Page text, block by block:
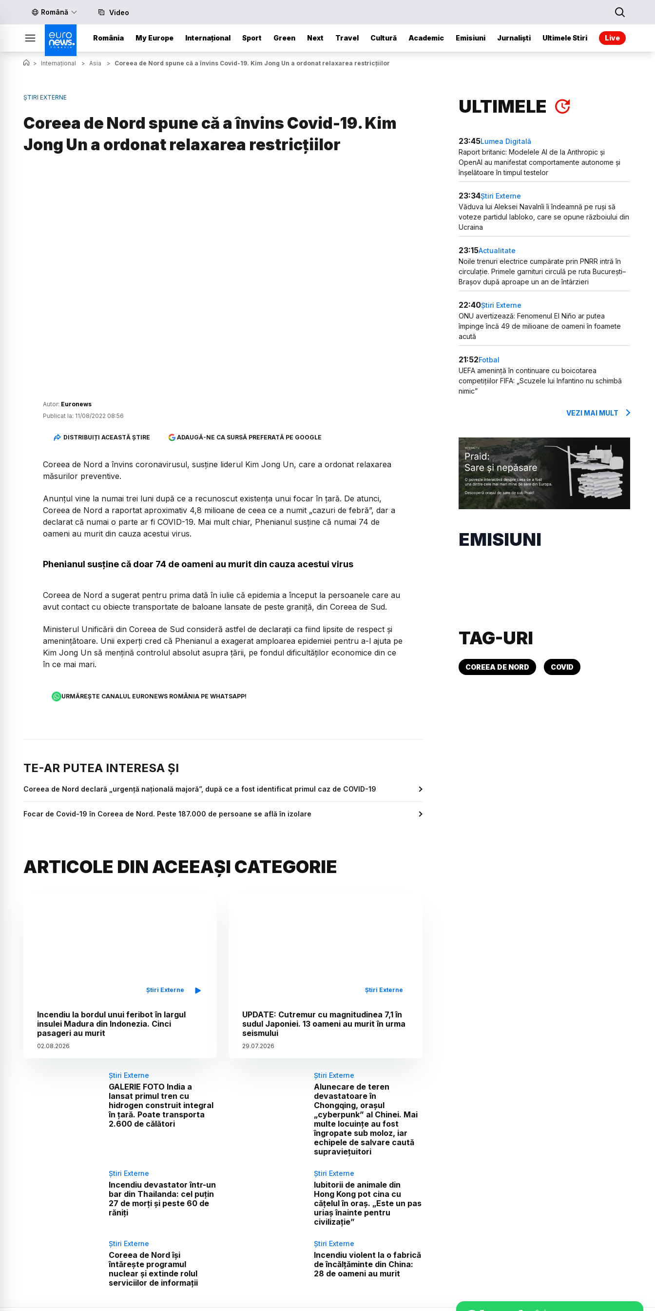
Română Video
România My Europe Internațional Sport Green Next Travel Cultură Academic Emisiuni Jurnaliști Ultimele Stiri Live
> Internațional > Asia > Coreea de Nord spune că a învins Covid-19. Kim Jong Un a ordonat relaxarea restricțiilor
ȘTIRI EXTERNE
Coreea de Nord spune că a învins Covid-19. Kim
Jong Un a ordonat relaxarea restricțiilor
Autor: Euronews
Publicat la: 11/08/2022 08:56
DISTRIBUIȚI ACEASTĂ ȘTIRE ADAUGĂ-NE CA SURSĂ PREFERATĂ PE GOOGLE
Coreea de Nord a învins coronavirusul, susține liderul Kim Jong Un, care a ordonat relaxarea
măsurilor preventive.
Anunțul vine la numai trei luni după ce a recunoscut existența unui focar în țară. De atunci,
Coreea de Nord a raportat aproximativ 4,8 milioane de ceea ce a numit „cazuri de febră”, dar a
declarat că numai o parte ar fi COVID-19. Mai mult chiar, Phenianul susține că numai 74 de
oameni au murit din cauza acestui virus.
Phenianul susține că doar 74 de oameni au murit din cauza acestui virus
Coreea de Nord a sugerat pentru prima dată în iulie că epidemia a început la persoanele care au
avut contact cu obiecte transportate de baloane lansate de peste graniță, din Coreea de Sud.
Ministerul Unificării din Coreea de Sud consideră astfel de declarații ca fiind lipsite de respect și
amenințătoare. Unii experți cred că Phenianul a exagerat amploarea epidemiei pentru a-l ajuta pe
Kim Jong Un să mențină controlul absolut asupra țării, pe fondul dificultăților economice din ce
în ce mai mari.
URMĂREȘTE CANALUL EURONEWS ROMÂNIA PE WHATSAPP!
TE-AR PUTEA INTERESA ȘI
Coreea de Nord declară „urgență națională majoră”, după ce a fost identificat primul caz de COVID-19
Focar de Covid-19 în Coreea de Nord. Peste 187.000 de persoane se află în izolare
ARTICOLE DIN ACEEAȘI CATEGORIE
Știri Externe
Incendiu la bordul unui feribot în largul
insulei Madura din Indonezia. Cinci
pasageri au murit
02.08.2026
Știri Externe
UPDATE: Cutremur cu magnitudinea 7,1 în
sudul Japoniei. 13 oameni au murit în urma
seismului
29.07.2026
Știri Externe
GALERIE FOTO India a
lansat primul tren cu
hidrogen construit integral
în țară. Poate transporta
2.600 de călători
Știri Externe
Alunecare de teren
devastatoare în
Chongqing, orașul
„cyberpunk” al Chinei. Mai
multe locuințe au fost
îngropate sub moloz, iar
echipele de salvare caută
supraviețuitori
Știri Externe
Incendiu devastator într-un
bar din Thailanda: cel puțin
27 de morți și peste 60 de
răniți
Știri Externe
Iubitorii de animale din
Hong Kong pot cina cu
cățelul în oraș. „Este un pas
uriaș înainte pentru
civilizație”
Știri Externe
Coreea de Nord își
întărește programul
nuclear și extinde rolul
serviciilor de informații
Știri Externe
Incendiu violent la o fabrică
de încălţăminte din China:
28 de oameni au murit
ULTIMELE
23:45Lumea Digitală
Raport britanic: Modelele AI de la Anthropic și
OpenAI au manifestat comportamente autonome și
înșelătoare în timpul testelor
23:34Știri Externe
Văduva lui Aleksei Navalnîi îi îndeamnă pe ruși să
voteze partidul Iabloko, care se opune războiului din
Ucraina
23:15Actualitate
Noile trenuri electrice cumpărate prin PNRR intră în
circulație. Primele garnituri circulă pe ruta București–
Brașov după aproape un an de întârzieri
22:40Știri Externe
ONU avertizează: Fenomenul El Niño ar putea
împinge încă 49 de milioane de oameni în foamete
acută
21:52Fotbal
UEFA amenință în continuare cu boicotarea
competițiilor FIFA: „Scuzele lui Infantino nu schimbă
nimic”
VEZI MAI MULT
EMISIUNI
TAG-URI
COREEA DE NORD COVID